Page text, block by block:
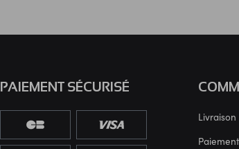
Livraison
PAIEMENT SÉCURISÉ